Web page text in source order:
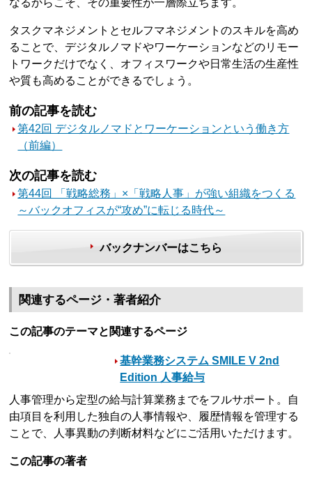
なるからこそ、その重要性が一層際立ちます。
タスクマネジメントとセルフマネジメントのスキルを高め
ることで、デジタルノマドやワーケーションなどのリモー
トワークだけでなく、オフィスワークや日常生活の生産性
や質も高めることができるでしょう。
前の記事を読む
第42回 デジタルノマドとワーケーションという働き方
（前編）
次の記事を読む
第44回 「戦略総務」×「戦略人事」が強い組織をつくる
～バックオフィスが“攻め”に転じる時代～
バックナンバーはこちら
関連するページ・著者紹介
この記事のテーマと関連するページ
基幹業務システム SMILE V 2nd
Edition 人事給与
人事管理から定型の給与計算業務までをフルサポート。自
由項目を利用した独自の人事情報や、履歴情報を管理する
ことで、人事異動の判断材料などにご活用いただけます。
この記事の著者